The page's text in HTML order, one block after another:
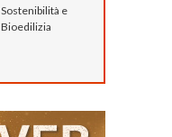
Sostenibilità e
Bioedilizia